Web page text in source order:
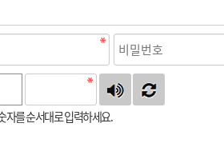
자를 순서대로 입력하세요.